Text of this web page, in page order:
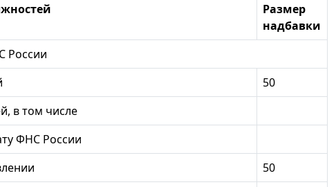
Размер
надбавки
России
50
в том числе
ФНС России
50